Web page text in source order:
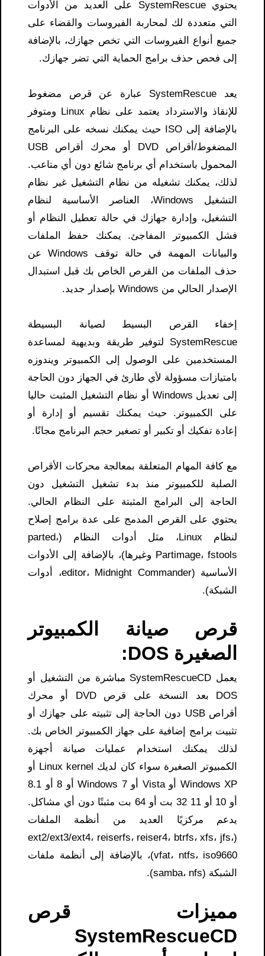
يحتوي SystemRescue على العديد من الأدوات
التي متعددة لك لمحاربة الفيروسات والقضاء على
جميع أنواع الفيروسات التي تخص جهازك، بالإضافة
إلى فحص حذف برامج الحماية التي تضر جهازك.
يعد SystemRescue عبارة عن قرص مضغوط
للإنقاذ والاسترداد يعتمد على نظام Linux ومتوفر
بالإضافة إلى ISO حيث يمكنك نسخه على البرنامج
المضغوط/أقراص DVD أو محرك أقراص USB
المحمول باستخدام أي برنامج شائع دون أي متاعب.
لذلك، يمكنك تشغيله من نظام التشغيل غير نظام
التشغيل Windows، العناصر الأساسية لنظام
التشغيل، وإدارة جهازك في حالة تعطيل النظام أو
فشل الكمبيوتر المفاجئ. يمكنك حفظ الملفات
والبيانات المهمة في حالة توقف Windows عن
حذف الملفات من القرص الخاص بك قبل استبدال
الإصدار الحالي من Windows بإصدار جديد.
إخفاء القرص البسيط لصيانة البسيطة
SystemRescue لتوفير طريقة وبديهية لمساعدة
المستخدمين على الوصول إلى الكمبيوتر ويندوزه
بامتيازات مسؤولة لأي طارئ في الجهاز دون الحاجة
إلى تعديل Windows أو نظام التشغيل المثبت حاليا
على الكمبيوتر. حيث يمكنك تقسيم أو إدارة أو
إعادة تفكيك أو تكبير أو تصغير حجم البرنامج مجانًا.
مع كافة المهام المتعلقة بمعالجة محركات الأقراص
الصلبة للكمبيوتر منذ بدء تشغيل التشغيل دون
الحاجة إلى البرامج المثبتة على النظام الحالي.
يحتوي على القرص المدمج على عدة برامج إصلاح
لنظام Linux، مثل أدوات النظام (parted،
Partimage، fstools وغيرها)، بالإضافة إلى الأدوات
الأساسية (editor، Midnight Commander، أدوات
الشبكة).
قرص صيانة الكمبيوتر
الصغيرة DOS:
يعمل SystemRescueCD مباشرة من التشغيل أو
DOS بعد النسخة على قرص DVD أو محرك
أقراص USB دون الحاجة إلى تثبيته على جهازك أو
تثبيت برامج إضافية على جهاز الكمبيوتر الخاص بك.
لذلك يمكنك استخدام عمليات صيانة أجهزة
الكمبيوتر الصغيرة سواء كان لديك Linux kernel أو
Windows XP أو Vista أو Windows 7 أو 8 أو 8.1
أو 10 أو 11 32 بت أو 64 بت مثبتًا دون أي مشاكل.
يدعم مركزيًا العديد من أنظمة الملفات
(ext2/ext3/ext4، reiserfs، reiser4، btrfs، xfs، jfs،
vfat، ntfs، iso9660)، بالإضافة إلى أنظمة ملفات
الشبكة (samba، nfs).
مميزات قرص
SystemRescueCD